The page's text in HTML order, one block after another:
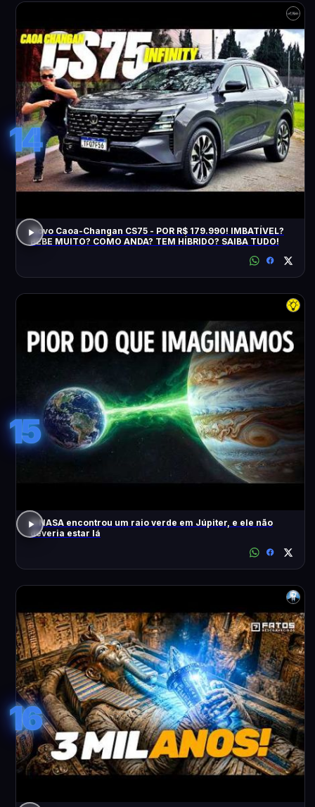
14
Novo Caoa-Changan CS75 - POR R$ 179.990! IMBATÍVEL?
BEBE MUITO? COMO ANDA? TEM HÍBRIDO? SAIBA TUDO!
15
A NASA encontrou um raio verde em Júpiter, e ele não
deveria estar lá
16